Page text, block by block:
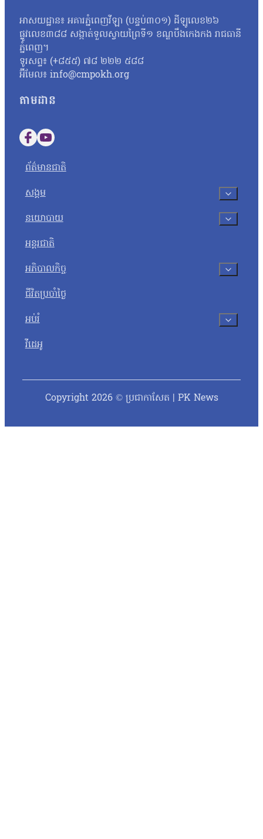
អាសយដ្ឋាន៖ អគារភ្នំពេញវីឡា (បន្ទប់៣០១) ដីឡូលេខ២៦
ផ្លូវលេខ៣៨៨ សង្កាត់ទួលស្វាយព្រៃទី១ ខណ្ឌបឹងកេងកង រាជធានី
ភ្នំពេញ។
ទូរសព្ទ៖ (+៨៥៥) ៧៨ ២២២ ៥៨៨
អ៊ីមែល៖ info@cmpokh.org
តាមដាន
Follow us on Facebook
Follow us on YouTube
ព័ត៌មានជាតិ
សង្គម
នយោបាយ
អន្តរជាតិ
អភិបាលកិច្ច
ជីវិតប្រចាំថ្ងៃ
អប់រំ
វីដេអូ
Copyright 2026 © ប្រជាកាសែត | PK News